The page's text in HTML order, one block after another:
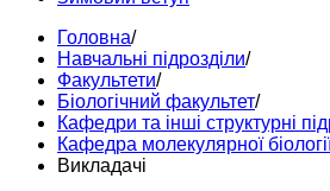
Головна/
Навчальні підрозділи/
Факультети/
Біологічний факультет/
Кафедри та інші структурні
Кафедра молекулярної
Викладачі